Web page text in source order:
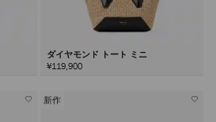
ダイヤモンド トート ミニ
¥119,900
新作